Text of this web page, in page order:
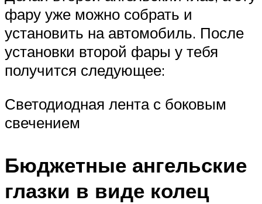
фару уже можно собрать и
установить на автомобиль. После
установки второй фары у тебя
получится следующее:
Светодиодная лента с боковым
свечением
Бюджетные ангельские
глазки в виде колец